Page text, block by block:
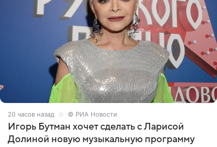
20 часов назад © РИА Новости
Игорь Бутман хочет сделать с Ларисой
Долиной новую музыкальную программу